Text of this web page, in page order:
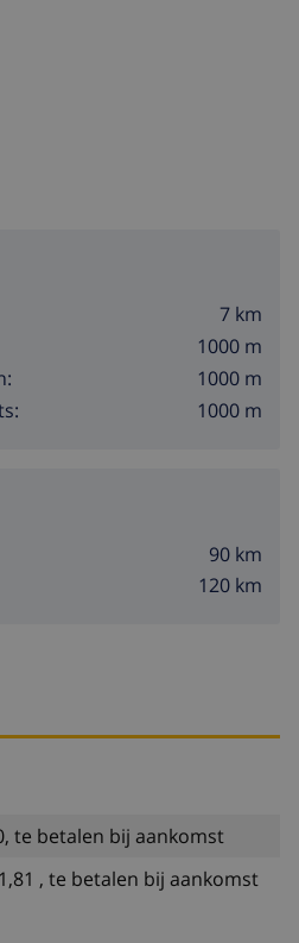
7 km
1000 m
1000 m
1000 m
90 km
120 km
te betalen bij aankomst
, te betalen bij aankomst